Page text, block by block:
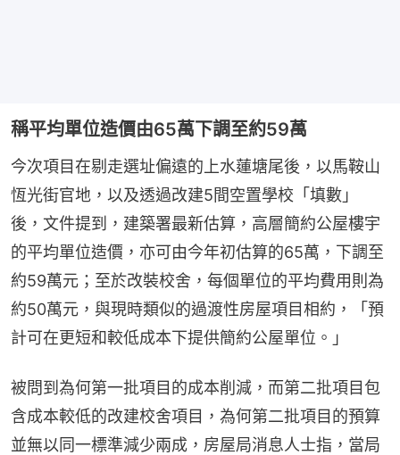
稱平均單位造價由65萬下調至約59萬
今次項目在剔走選址偏遠的上水蓮塘尾後，以馬鞍山
恆光街官地，以及透過改建5間空置學校「填數」
後，文件提到，建築署最新估算，高層簡約公屋樓宇
的平均單位造價，亦可由今年初估算的65萬，下調至
約59萬元；至於改裝校舍，每個單位的平均費用則為
約50萬元，與現時類似的過渡性房屋項目相約，「預
計可在更短和較低成本下提供簡約公屋單位。」
被問到為何第一批項目的成本削減，而第二批項目包
含成本較低的改建校舍項目，為何第二批項目的預算
並無以同一標準減少兩成，房屋局消息人士指，當局